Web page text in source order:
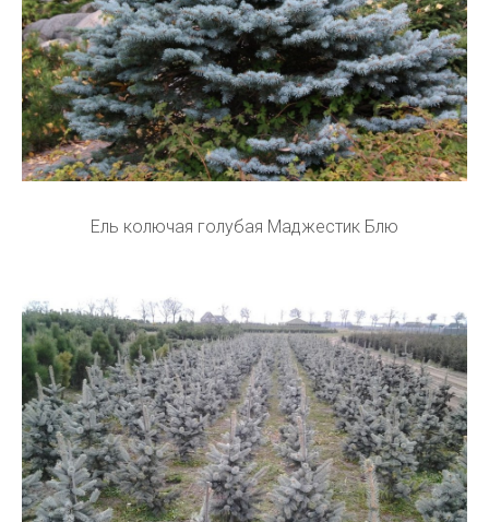
Ель колючая голубая Маджестик Блю